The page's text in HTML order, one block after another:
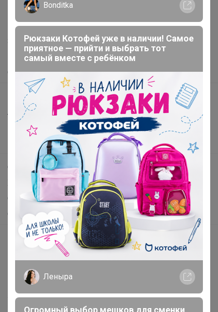
support@24-ok.ru
Написать в поддержку
Защита покупателя
Помощь
О нас
Все предложения
Анонсы
Новости
Поддержка альпак
Самое выгодное
Хиты продаж
Самое желанное
Самое быстрое
Начать зарабатывать с 24-ok
Picabox.ru - Лучшее место для ваших изображений
Розыгрыш - Генератор случайных чисел
Пульс нашего маркетплейса
Укорачиватель ссылок
Bonditka
Рюкзаки Котофей уже в наличии! Самое
приятное — прийти и выбрать тот
самый вместе с ребёнком
Леныра
Огромный выбор мешков для сменки